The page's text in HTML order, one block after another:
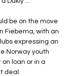
be on the move
Fiebema, with an
expressing an
Norway youth
loan or in a
deal.